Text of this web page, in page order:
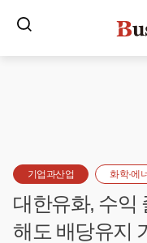
기업과산업 화학·에
대한유화, 수익
해도 배당유지